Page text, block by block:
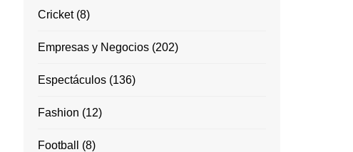
Cricket(8)
Empresas y Negocios (202)
Espectáculos (136)
Fashion (12)
Football (8)